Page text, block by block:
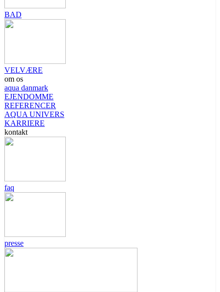
BAD
VELVÆRE
om os
aqua danmark
EJENDOMME
REFERENCER
AQUA UNIVERS
KARRIERE
kontakt
faq
presse